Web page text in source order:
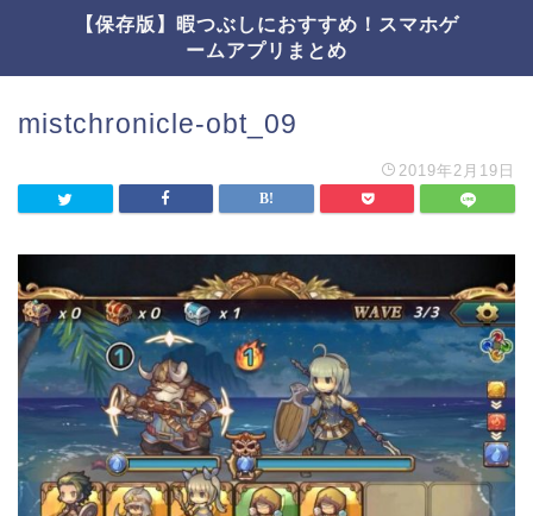
【保存版】暇つぶしにおすすめ！スマホゲ
ームアプリまとめ
mistchronicle-obt_09
2019年2月19日